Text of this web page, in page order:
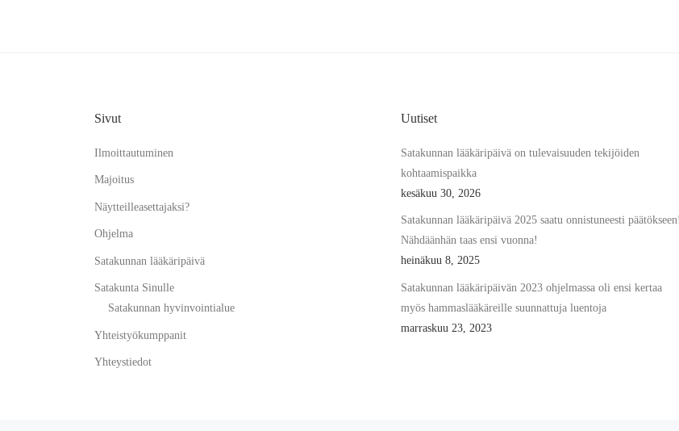
Sivut
Ilmoittautuminen
Majoitus
Näytteilleasettajaksi?
Ohjelma
Satakunnan lääkäripäivä
Satakunta Sinulle
Satakunnan hyvinvointialue
Yhteistyökumppanit
Yhteystiedot
Uutiset
Satakunnan lääkäripäivä on tulevaisuuden tekijöiden
kohtaamispaikka
kesäkuu 30, 2026
Satakunnan lääkäripäivä 2025 saatu onnistuneesti päätökseen!
Nähdäänhän taas ensi vuonna!
heinäkuu 8, 2025
Satakunnan lääkäripäivän 2023 ohjelmassa oli ensi kertaa
myös hammaslääkäreille suunnattuja luentoja
marraskuu 23, 2023